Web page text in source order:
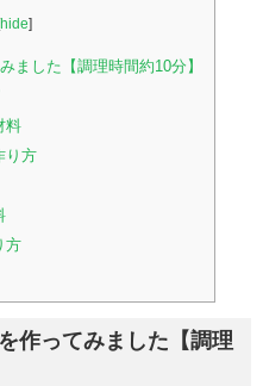
hide]
ました【調理時間約10分】
料
り方
方
作ってみました【調理